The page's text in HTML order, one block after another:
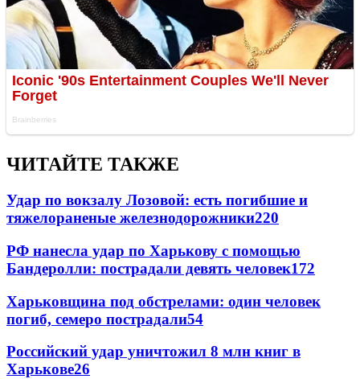
ЧИТАЙТЕ ТАКЖЕ
Удар по вокзалу Лозовой: есть погибшие и
тяжелораненые железнодорожники220
РФ нанесла удар по Харькову с помощью
Бандеролли: пострадали девять человек172
Харьковщина под обстрелами: один человек
погиб, семеро пострадали54
Российский удар уничтожил 8 млн книг в
Харькове26